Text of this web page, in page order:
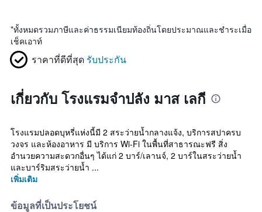
*ทั้งหมดรวมภาษีและค่าธรรมเนียมท้องถิ่นโดยประมาณและชำระเมื่อ
เช็คเอาท์
ราคาที่ดีที่สุด รับประกัน
เกี่ยวกับ โรงแรมจำปลัง มาส เลกี
โรงแรมปลอดบุหรี่แห่งนี้มี 2 สระว่ายน้ำกลางแจ้ง, บริการสปาครบ
วงจร และห้องอาหาร มี บริการ Wi-Fi ในพื้นที่สาธารณะฟรี สิ่ง
อำนวยความสะดวกอื่นๆ ได้แก่ 2 บาร์/เลานจ์, 2 บาร์ในสระว่ายน้ำ
และบาร์ริมสระว่ายน้ำ ...
เพิ่มเติม
ข้อมูลที่เป็นประโยชน์